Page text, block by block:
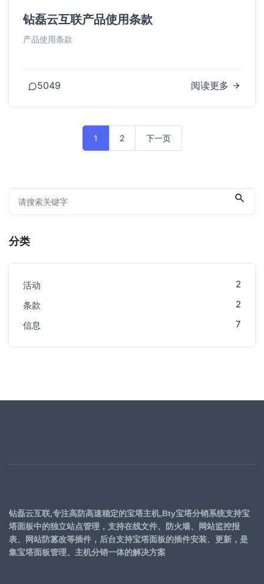
钻磊云互联产品使用条款
产品使用条款
5049 阅读更多
1 2 下一页
分类
活动
2
条款
2
信息
7
钻磊云互联,专注高防高速稳定的宝塔主机,Bty宝塔分销系统支持宝
塔面板中的独立站点管理，支持在线文件、防火墙、网站监控报
表、网站防篡改等插件，后台支持宝塔面板的插件安装、更新，是
集宝塔面板管理、主机分销一体的解决方案